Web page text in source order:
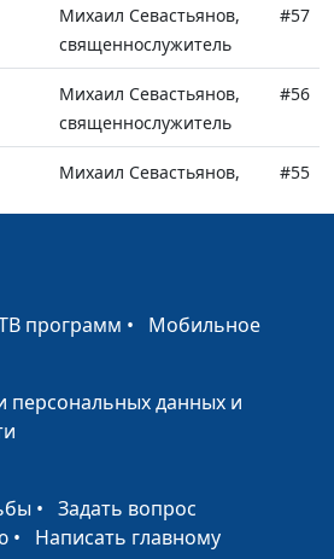
Михаил Севастьянов,
священнослужитель
#57
Михаил Севастьянов,
священнослужитель
#56
Михаил Севастьянов,
#55
Михаил Севастьянов,
Михаил Севастьянов,
священнослужитель
программ • Мобильное
персональных данных и
• Задать вопрос
• Написать главному